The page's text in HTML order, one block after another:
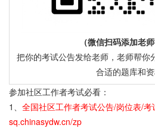
（微信扫码添加老
把你的考试公告发给老师，老师帮你
合适的题库和资
参加社区工作者考试必看：
1、 全国社区工作者考试公告/岗位表/考
sq.chinasydw.cn/zp